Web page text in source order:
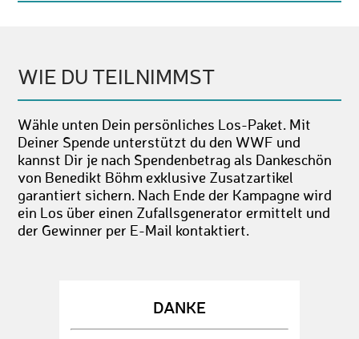
WIE DU TEILNIMMST
Wähle unten Dein persönliches Los-Paket. Mit
Deiner Spende unterstützt du den WWF und
kannst Dir je nach Spendenbetrag als Dankeschön
von Benedikt Böhm exklusive Zusatzartikel
garantiert sichern. Nach Ende der Kampagne wird
ein Los über einen Zufallsgenerator ermittelt und
der Gewinner per E-Mail kontaktiert.
DANKE